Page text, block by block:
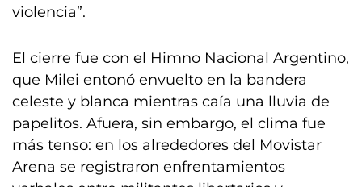
violencia”.
El cierre fue con el Himno Nacional Argentino,
que Milei entonó envuelto en la bandera
celeste y blanca mientras caía una lluvia de
papelitos. Afuera, sin embargo, el clima fue
más tenso: en los alrededores del Movistar
Arena se registraron enfrentamientos